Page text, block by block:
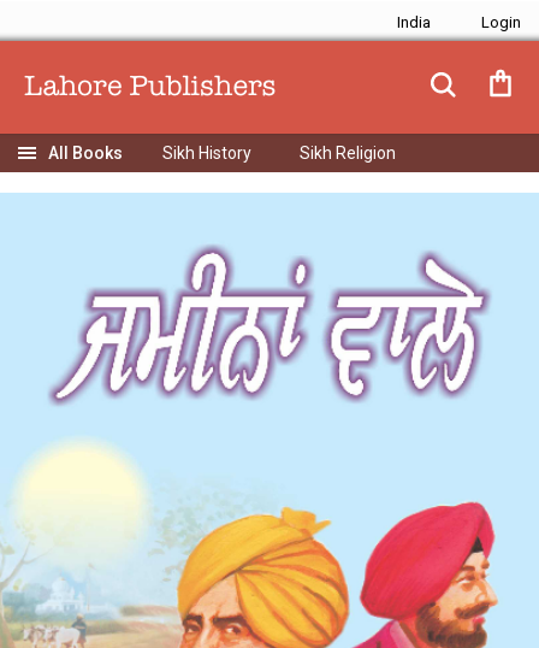
India
Sikh History Sikh Religion